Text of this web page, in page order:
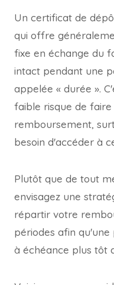
Un certificat de
qui offre
fixe en échange du
intact pendant une
appelée « durée ».
faible risque de
remboursement,
besoin d'accéder à
Plutôt que de tout
envisagez une
répartir votre
périodes afin
à échéance plus tôt